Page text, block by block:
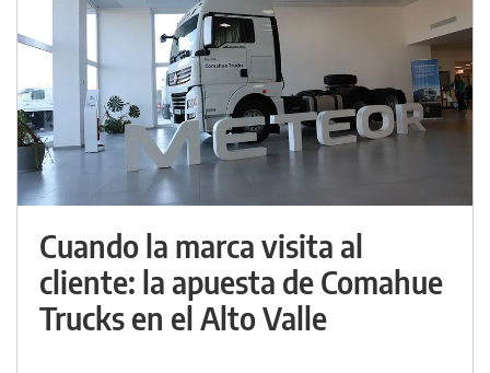
Cuando la marca visita al
cliente: la apuesta de Comahue
Trucks en el Alto Valle